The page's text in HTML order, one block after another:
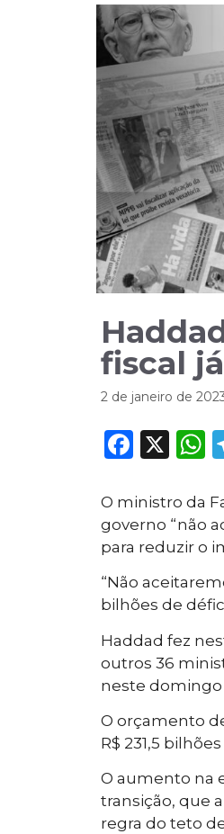
fiscal
2 de janeiro de
X
O ministro da
governo “não
para reduzir o
“Não
bilhões de
Haddad fez
outros 36
neste domingo
O orçamento
R$ 231,5
O aumento na
transição, que
regra do teto